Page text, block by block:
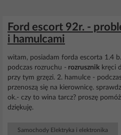
Ford escort 92r. -
i hamulcami
witam, posiadam forda escorta 1.4
podczas rozruchu - rozrusznik kręci
przy tym grzęzi. 2. hamulce -
przenoszą się na kierownicę.
ok.- czy to wina tarcz? proszę
dziękuję.
Samochody Elektryka i elektronika